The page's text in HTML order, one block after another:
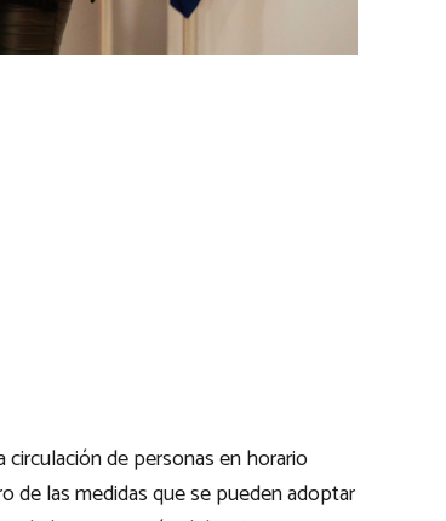
de personas en horario
de las medidas que se pueden adoptar